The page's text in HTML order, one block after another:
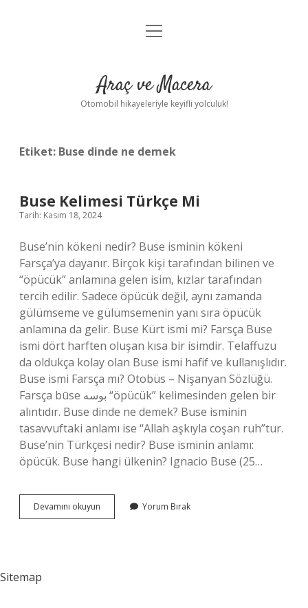
Anasayfa
Yasal Uyarı
menüyü
Araç ve Macera
Otomobil hikayeleriyle keyifli yolculuk!
Etiket: Buse dinde ne demek
Buse Kelimesi Türkçe Mi
Tarih: Kasım 18, 2024
Buse’nin kökeni nedir? Buse isminin kökeni
Farsça’ya dayanır. Birçok kişi tarafından bilinen ve
“öpücük” anlamına gelen isim, kızlar tarafından
tercih edilir. Sadece öpücük değil, aynı zamanda
gülümseme ve gülümsemenin yanı sıra öpücük
anlamına da gelir. Buse Kürt ismi mi? Farsça Buse
ismi dört harften oluşan kısa bir isimdir. Telaffuzu
da oldukça kolay olan Buse ismi hafif ve kullanışlıdır.
Buse ismi Farsça mı? Otobüs – Nişanyan Sözlüğü.
Farsça būse بوسه “öpücük” kelimesinden gelen bir
alıntıdır. Buse dinde ne demek? Buse isminin
tasavvuftaki anlamı ise “Allah aşkıyla coşan ruh”tur.
Buse’nin Türkçesi nedir? Buse isminin anlamı:
öpücük. Buse hangi ülkenin? Ignacio Buse (25…
Devamını okuyun
Kelimesi
Yorum Bırak
Sitemap